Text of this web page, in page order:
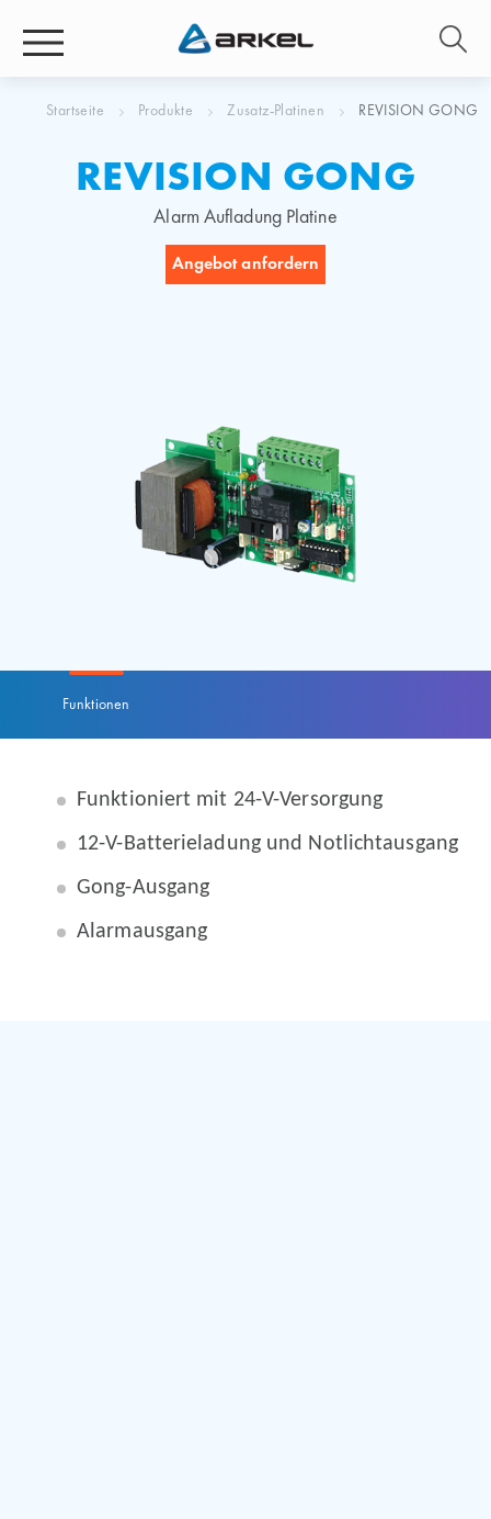
Startseite Produkte Zusatz-Platinen REVISION GONG
REVISION GONG
Alarm Aufladung Platine
Funktionen
Funktioniert mit 24-V-Versorgung
12-V-Batterieladung und Notlichtausgang
Gong-Ausgang
Alarmausgang